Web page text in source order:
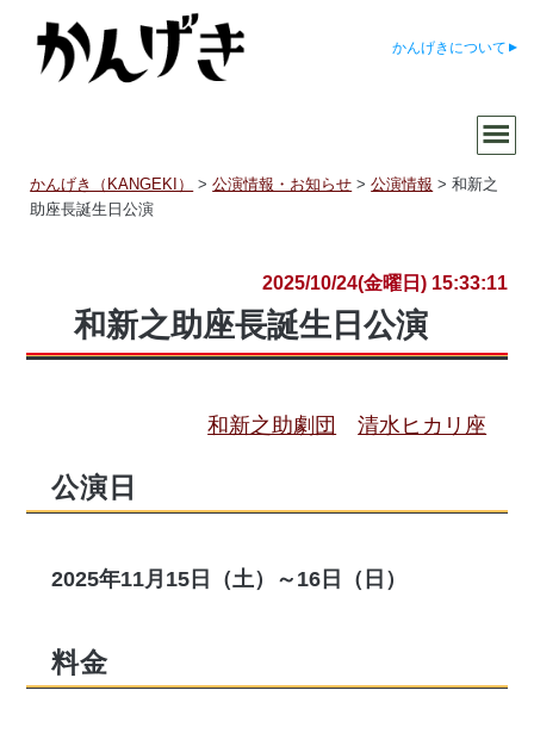
かんげきについて
かんげき（KANGEKI） >公演情報・お知らせ >公演情報 >和新之
助座長誕生日公演
2025/10/24(金曜日) 15:33:11
和新之助座長誕生日公演
和新之助劇団 清水ヒカリ座
公演日
2025年11月15日（土）～16日（日）
料金